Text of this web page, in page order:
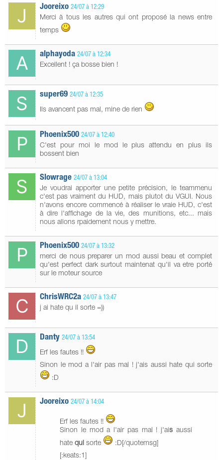
Jooreixo 24/07 à 12:29
Merci à tous les autres qui ont proposé la news entre
temps
alphayoda 24/07 à 12:34
Excellent ! ça bosse bien !
super69 24/07 à 12:35
Ils avancent pas mal, mine de rien
Phoenix500 24/07 à 12:40
C'est pour moi le mod le plus attendu en plus ils
bossent bien
Slowrage 24/07 à 13:04
Je voudrai apporter une petite précision, le teammenu
c'est pas vraiment du HUD, mais plutot du VGUI. Nous
n'avons encore commencé à réaliser le vraie HUD, c'est
à dire l'affichage de la vie, des munitions, etc... mais
nous allons rpaidement nous y mettre.
Phoenix500 24/07 à 13:32
merci de nous preparer un mod aussi beau et complet
qu'est perfect dark surtout maintenat qu'il va etre porté
sur le moteur source
ChrisWRC2a 24/07 à 13:47
j ai hate qu il sorte =))
Danty 24/07 à 13:54
Erf les fautes !!
Sinon le mod a l'air pas mal ! j'ais aussi hate qui sorte
:D
Jooreixo 24/07 à 14:04
Erf les fautes !!
Sinon le mod a l'air pas mal ! j'ais aussi
hate qui sorte
:D[/quotemsg]
[:keats:1]